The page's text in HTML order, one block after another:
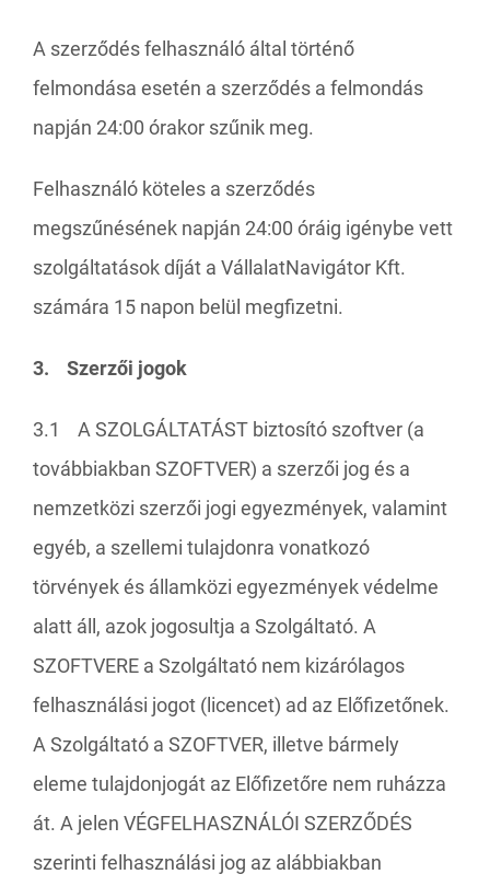
A szerződés felhasználó által történő
felmondása esetén a szerződés a felmondás
napján 24:00 órakor szűnik meg.
Felhasználó köteles a szerződés
megszűnésének napján 24:00 óráig igénybe vett
szolgáltatások díját a VállalatNavigátor Kft.
számára 15 napon belül megfizetni.
3. Szerzői jogok
3.1 A SZOLGÁLTATÁST biztosító szoftver (a
továbbiakban SZOFTVER) a szerzői jog és a
nemzetközi szerzői jogi egyezmények, valamint
egyéb, a szellemi tulajdonra vonatkozó
törvények és államközi egyezmények védelme
alatt áll, azok jogosultja a Szolgáltató. A
SZOFTVERE a Szolgáltató nem kizárólagos
felhasználási jogot (licencet) ad az Előfizetőnek.
A Szolgáltató a SZOFTVER, illetve bármely
eleme tulajdonjogát az Előfizetőre nem ruházza
át. A jelen VÉGFELHASZNÁLÓI SZERZŐDÉS
szerinti felhasználási jog az alábbiakban